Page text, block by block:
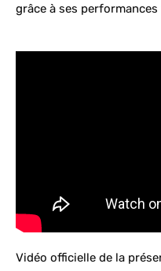
grâce à ses
Vidéo officielle de la